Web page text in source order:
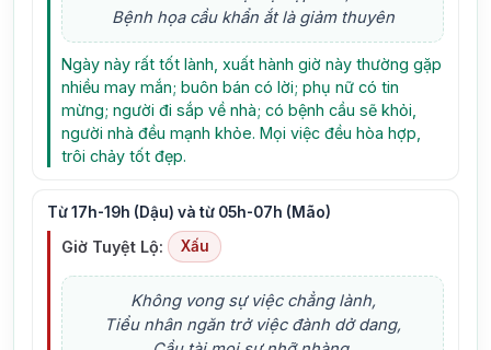
Bệnh họa cầu khẩn ắt là giảm thuyên
Ngày này rất tốt lành, xuất hành giờ này thường gặp
nhiều may mắn; buôn bán có lời; phụ nữ có tin
mừng; người đi sắp về nhà; có bệnh cầu sẽ khỏi,
người nhà đều mạnh khỏe. Mọi việc đều hòa hợp,
trôi chảy tốt đẹp.
Từ 17h-19h (Dậu) và từ 05h-07h (Mão)
Giờ Tuyệt Lộ: Xấu
Không vong sự việc chẳng lành,
Tiểu nhân ngăn trở việc đành dở dang,